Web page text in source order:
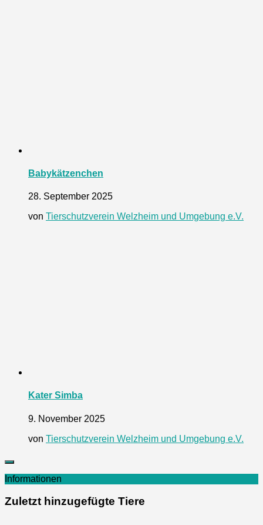
Babykätzenchen
28. September 2025
von Tierschutzverein Welzheim und Umgebung e.V.
Kater Simba
9. November 2025
von Tierschutzverein Welzheim und Umgebung e.V.
Informationen
Zuletzt hinzugefügte Tiere